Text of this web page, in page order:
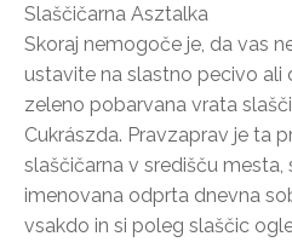
Slaščičarna Asztalka
Skoraj nemogoče je, da vas
ustavite na slastno pecivo ali
zeleno pobarvana vrata
Cukrászda. Pravzaprav je ta
slaščičarna v središču mesta,
imenovana odprta dnevna
vsakdo in si poleg slaščic